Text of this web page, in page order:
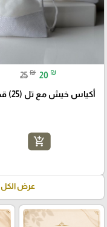
25 ₪ 20 ₪
أكياس خيش مع تل (25) قطعة
add_shopping_cart
عرض الكل